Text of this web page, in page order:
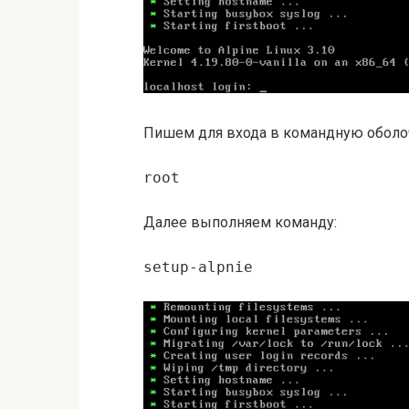
Пишем для входа в командную
root
Далее выполняем команду:
setup-alpnie